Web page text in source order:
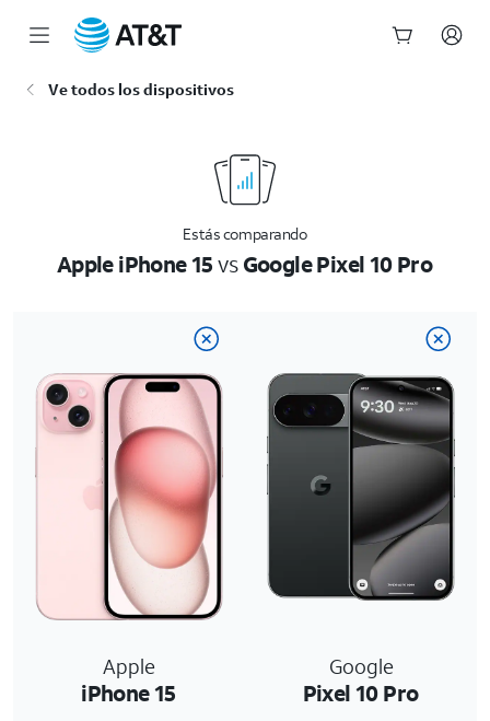
Ve todos los dispositivos
Estás comparando
Apple iPhone 15vsGoogle Pixel 10 Pro
Apple
iPhone 15
Google
Pixel 10 Pro